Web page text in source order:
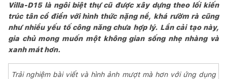
Villa-D15 là ngôi biệt thự cũ được xây dựng theo lối kiến
trúc tân cổ điển với hình thức nặng nề, khá rườm rà cũng
như nhiều yếu tố công năng chưa hợp lý. Lần cải tạo này,
gia chủ mong muốn một không gian sống nhẹ nhàng và
xanh mát hơn.
Trải nghiệm bài viết và hình ảnh mượt mà hơn với ứng dụng